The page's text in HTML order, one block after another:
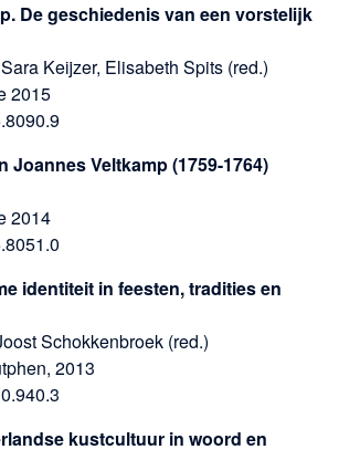
De geschiedenis van een vorstelijk
Keijzer, Elisabeth Spits (red.)
2015
Joannes Veltkamp (1759-1764)
2014
identiteit in feesten, tradities en
Schokkenbroek (red.)
2013
kustcultuur in woord en